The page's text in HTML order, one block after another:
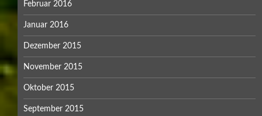
Februar 2016
Januar 2016
Dezember 2015
November 2015
Oktober 2015
September 2015